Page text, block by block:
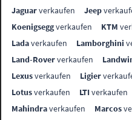
Jaguarverkaufen Jeep
Koenigseggverkaufen KTM
Ladaverkaufen Lamborghini
Land-Roververkaufen
Lexusverkaufen Ligier
Lotusverkaufen LTIverkaufen
Mahindraverkaufen Marcos